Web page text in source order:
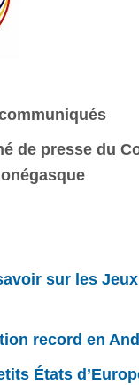
de presse du
sur les
record en
États